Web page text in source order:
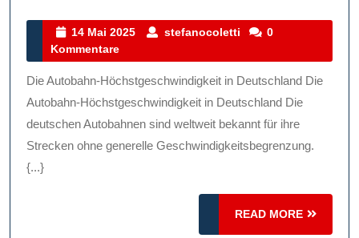
Um
Autobahn-
In
Deutschland
14 Mai 2025
14
2025
stefanocoletti stefanocoletti
0
Kommentare
Die Autobahn-Höchstgeschwindigkeit in Deutschland Die
Autobahn-Höchstgeschwindigkeit in Deutschland Die
deutschen Autobahnen sind weltweit bekannt für ihre
Strecken ohne generelle Geschwindigkeitsbegrenzung.
{...}
READ MORE
READ
MORE